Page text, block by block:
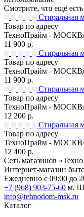
Смотрите, что ещё
Стиральная
Товар по адресу
ТехноПрайм -
11 900 р.
Стиральная
Товар по адресу
ТехноПрайм -
11 900 р.
Стиральная
Товар по адресу
ТехноПрайм -
12 200 р.
Стиральная
Товар по адресу
ТехноПрайм -
12 400 р.
Сеть магазинов
Интернет-магазин
Ежедневно с 09:00 до
+7 (968) 903-75-60 м.
info@tehnodom-msk.ru
Каталог